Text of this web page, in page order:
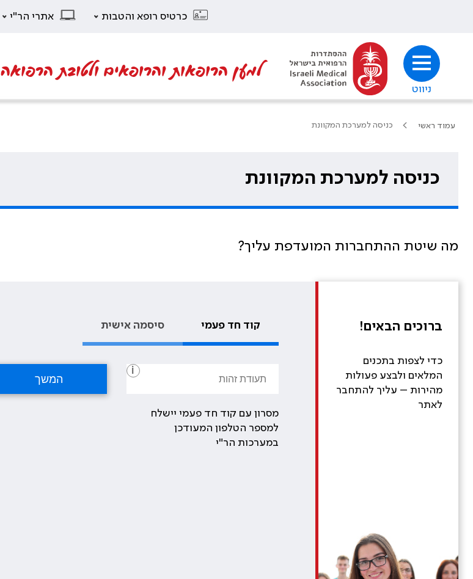
כרטיס רופא והטבות אתרי הר"י
ניווט
למען הרופאות והרופאים ולטובת הרפואה
עמוד ראשי כניסה למערכת המקוונת
כניסה למערכת המקוונת
מה שיטת ההתחברות המועדפת עליך?
ברוכים הבאים!
כדי לצפות בתכנים
המלאים ולבצע פעולות
מהירות – עליך להתחבר
לאתר
קוד חד פעמי סיסמה אישית
i
מסרון עם קוד חד פעמי יישלח
למספר הטלפון המעודכן
במערכות הר"י